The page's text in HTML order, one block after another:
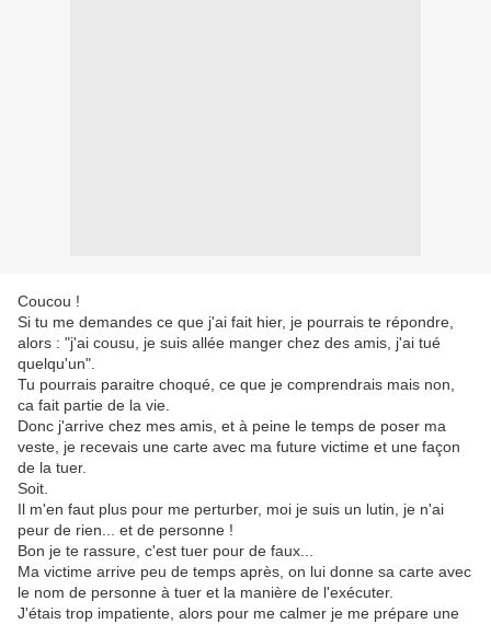
Coucou !
Si tu me demandes ce que j'ai fait hier, je pourrais te répondre,
alors : "j'ai cousu, je suis allée manger chez des amis, j'ai tué
quelqu'un".
Tu pourrais paraitre choqué, ce que je comprendrais mais non,
ca fait partie de la vie.
Donc j'arrive chez mes amis, et à peine le temps de poser ma
veste, je recevais une carte avec ma future victime et une façon
de la tuer.
Soit.
Il m'en faut plus pour me perturber, moi je suis un lutin, je n'ai
peur de rien... et de personne !
Bon je te rassure, c'est tuer pour de faux...
Ma victime arrive peu de temps après, on lui donne sa carte avec
le nom de personne à tuer et la manière de l'exécuter.
J'étais trop impatiente, alors pour me calmer je me prépare une